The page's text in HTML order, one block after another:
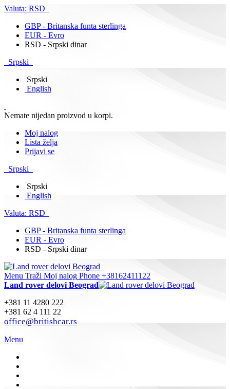
Valuta: RSD
GBP - Britanska funta sterlinga
EUR - Evro
RSD - Srpski dinar
Srpski
Srpski
English
Nemate nijedan proizvod u korpi.
Moj nalog
Lista želja
Prijavi se
Srpski
Srpski
English
Valuta: RSD
GBP - Britanska funta sterlinga
EUR - Evro
RSD - Srpski dinar
Menu Traži Moj nalog Phone +38162411122
Land rover delovi Beograd
+381 11 4280 222
+381 62 4 111 22
office@britishcar.rs
Menu